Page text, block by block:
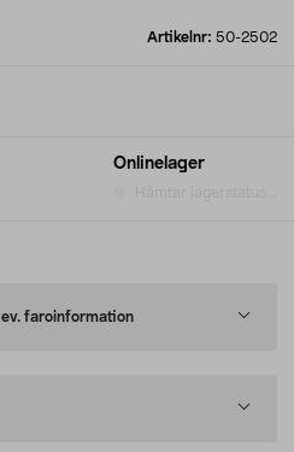
Artikelnr: 50-2502
Onlinelager
faroinformation